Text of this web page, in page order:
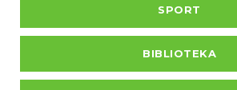
SPORT
BIBLIOTEKA